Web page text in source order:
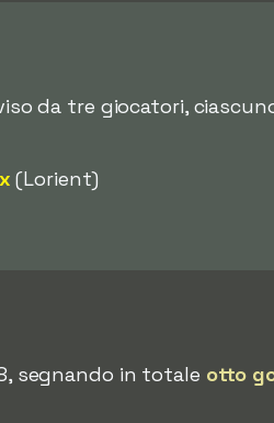
da tre giocatori,
(Lorient)
segnando in totale otto